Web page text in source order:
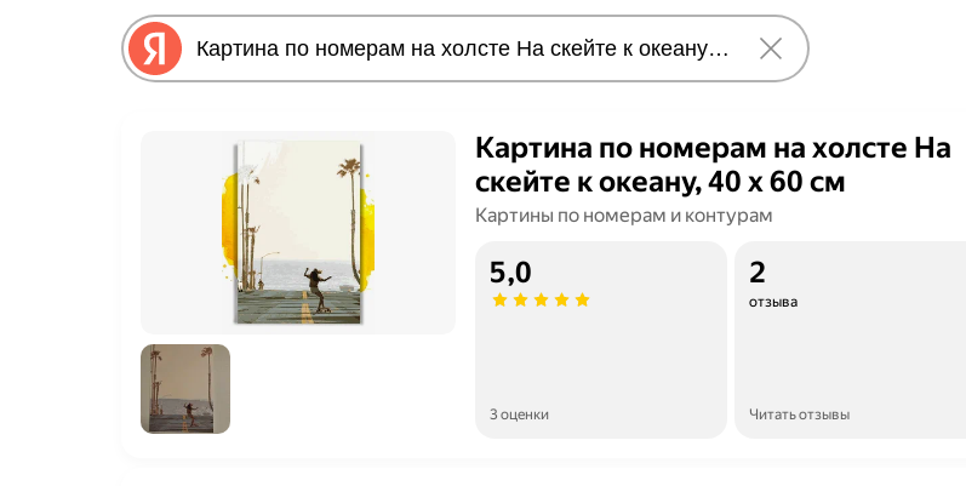
Картина по номерам на холсте На
скейте к океану, 40 х 60 см
Картины по номерам и контурам
5,0
3 оценки
2
отзыва
Читать отзывы